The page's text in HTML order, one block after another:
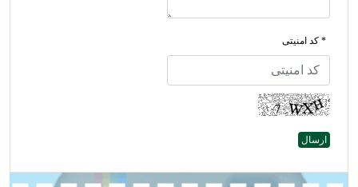
* کد امنیتی